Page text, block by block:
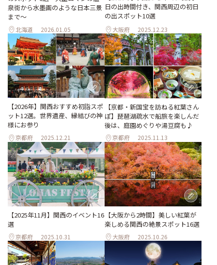
泉街から水墨画のような日本三景
まで〜
北海道 2026.01.05
日の出時間付き、関西周辺の初日
の出スポット10選
大阪府 2025.12.23
【2026年】関西おすすめ初詣スポ
ット12選。世界遺産、縁結びの神
様にお参り
京都府 2025.12.21
【京都・新国宝を訪ねる紅葉さん
ぽ】琵琶湖疏水で船旅を楽しんだ
後は、庭園めぐりや湯豆腐も♪
京都府 2025.11.13
【2025年11月】関西のイベント16
選
京都府 2025.10.31
【大阪から2時間】美しい紅葉が
楽しめる関西の絶景スポット16選
大阪府 2025.10.26